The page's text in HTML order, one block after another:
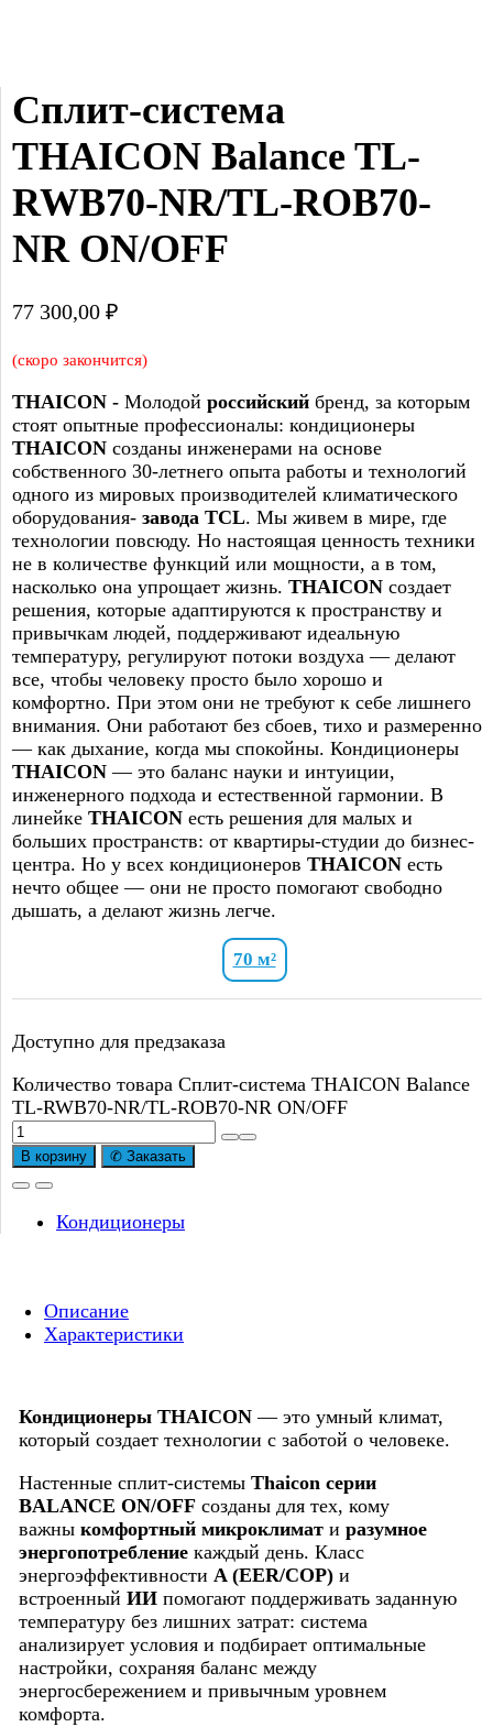
Сплит-система
THAICON Balance TL-
RWB70-NR/TL-ROB70-
NR ON/OFF
77 300,00 ₽
(скоро закончится)
THAICON - Молодой российский бренд, за которым
стоят опытные профессионалы: кондиционеры
THAICON созданы инженерами на основе
собственного 30-летнего опыта работы и технологий
одного из мировых производителей климатического
оборудования- завода TCL. Мы живем в мире, где
технологии повсюду. Но настоящая ценность техники
не в количестве функций или мощности, а в том,
насколько она упрощает жизнь. THAICON создает
решения, которые адаптируются к пространству и
привычкам людей, поддерживают идеальную
температуру, регулируют потоки воздуха — делают
все, чтобы человеку просто было хорошо и
комфортно. При этом они не требуют к себе лишнего
внимания. Они работают без сбоев, тихо и размеренно
— как дыхание, когда мы спокойны. Кондиционеры
THAICON — это баланс науки и интуиции,
инженерного подхода и естественной гармонии. В
линейке THAICON есть решения для малых и
больших пространств: от квартиры-студии до бизнес-
центра. Но у всех кондиционеров THAICON есть
нечто общее — они не просто помогают свободно
дышать, а делают жизнь легче.
70 м²
Доступно для предзаказа
Количество товара Сплит-система THAICON Balance
TL-RWB70-NR/TL-ROB70-NR ON/OFF
В корзину ✆ Заказать
Кондиционеры
Описание
Характеристики
Кондиционеры THAICON — это умный климат,
который создает технологии с заботой о человеке.
Настенные сплит-системы Thaicon серии
BALANCE ON/OFF созданы для тех, кому
важны комфортный микроклимат и разумное
энергопотребление каждый день. Класс
энергоэффективности A (EER/COP) и
встроенный ИИ помогают поддерживать заданную
температуру без лишних затрат: система
анализирует условия и подбирает оптимальные
настройки, сохраняя баланс между
энергосбережением и привычным уровнем
комфорта.